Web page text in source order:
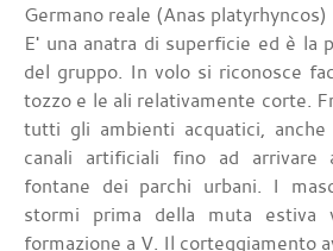
Germano reale (Anas platyrhyncos)
E' una anatra di superficie ed è la
del gruppo. In volo si riconosce
tozzo e le ali relativamente corte.
tutti gli ambienti acquatici,
canali artificiali fino ad arrivare
fontane dei parchi urbani. I
stormi prima della muta estiva
formazione a V. Il corteggiamento